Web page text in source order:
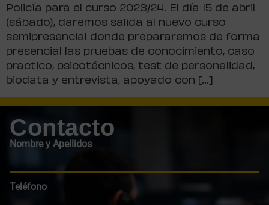
Policía para el curso 2023/24. El día 15 de abril
(sábado), daremos salida al nuevo curso
semipresencial donde prepararemos de forma
presencial las pruebas de conocimiento, caso
practico, psicotécnicos, test de personalidad,
biodata y entrevista, apoyado con […]
Contacto
Nombre y Apellidos
Teléfono